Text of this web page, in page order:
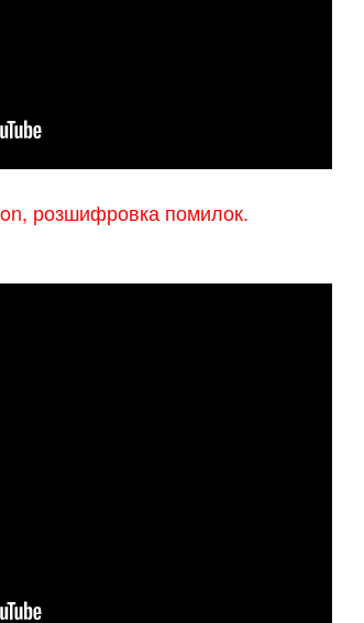
розшифровка помилок.